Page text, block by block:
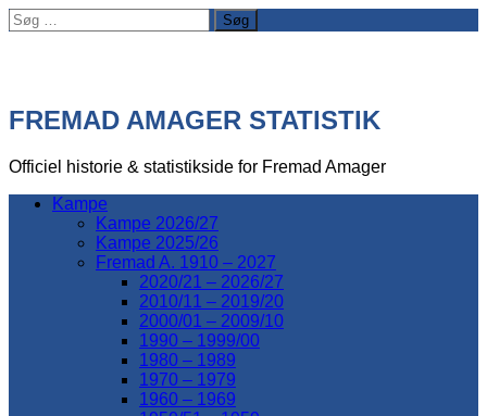
Søg
efter:
FREMAD AMAGER STATISTIK
Officiel historie & statistikside for Fremad Amager
Kampe
Kampe 2026/27
Kampe 2025/26
Fremad A. 1910 – 2027
2020/21 – 2026/27
2010/11 – 2019/20
2000/01 – 2009/10
1990 – 1999/00
1980 – 1989
1970 – 1979
1960 – 1969